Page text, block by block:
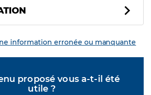
information erronée ou manquante
proposé vous a-t-il été
utile ?